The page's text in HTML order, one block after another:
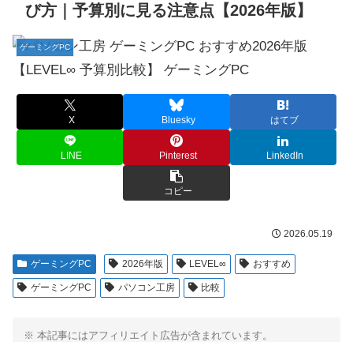
び方｜予算別に見る注意点【2026年版】
ゲーミングPC
X Bluesky はてブ
LINE Pinterest LinkedIn
コピー
2026.05.19
ゲーミングPC 2026年版 LEVEL∞ おすすめ
ゲーミングPC パソコン工房 比較
※ 本記事にはアフィリエイト広告が含まれています。